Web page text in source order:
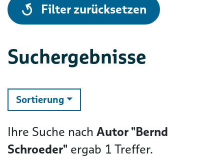
alle
Filter zurücksetzen
Suchergebnisse
Sortierung ändern
Ihre Suche nach Autor "Bernd
Schroeder" ergab 1 Treffer.